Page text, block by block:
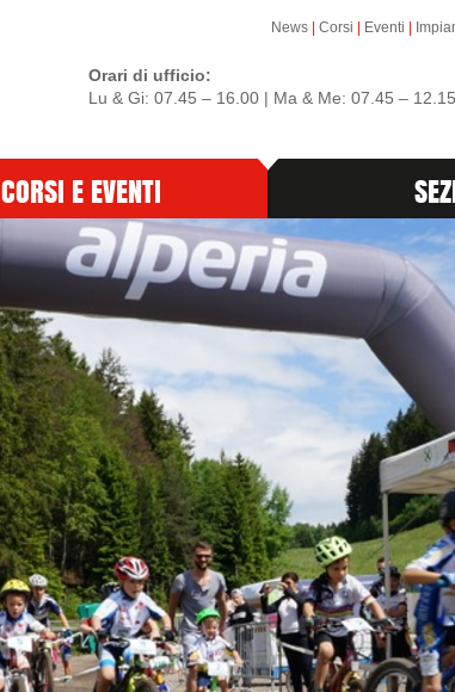
News |Corsi Eventi
Orari di ufficio:
Lu & Gi: 07.45 – 16.00 | Ma & Me: 07.45 – 12.15
CORSI E EVENTI